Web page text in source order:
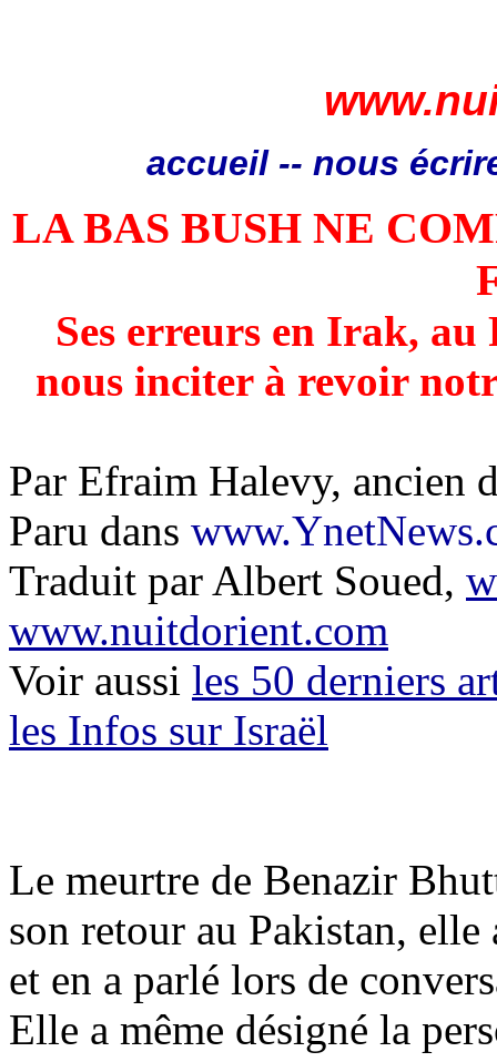
accueil -- nous
LA BAS BUSH NE
Ses erreurs en Irak,
nous inciter à revoir
Par Efraim Halevy, ancien
Paru dans
Traduit par Albert Soued,
www.nuitdorient.com
Voir aussi les 50 derniers
les Infos sur Israël
Le meurtre de Benazir
son retour au Pakistan,
et en a parlé lors de
Elle a même désigné la